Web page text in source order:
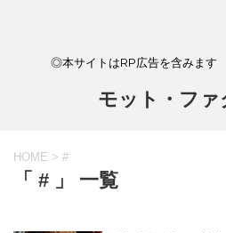
◎本サイトはRP広告を含み
モット・ファ
HOME > #
「 # 」 一覧